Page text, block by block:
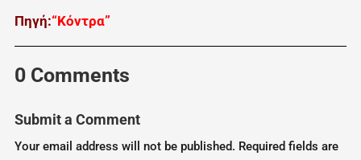
Πηγή:“Κόντρα”
0 Comments
Submit a Comment
Your email address will not be published. Required fields are